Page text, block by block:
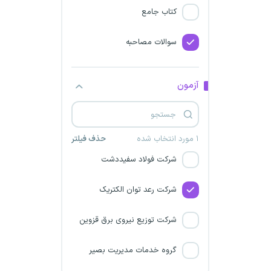
کتاب جامع
سوالات مصاحبه
آزمون
۱ مورد انتخاب شده حذف فیلتر
سازمان هواشناسی
شرکت پالایش نفت تهران
مرکز آموزش مدیریت دولتی
وزارت ارتباطات و فناوری اطلاعات
شرکت فولاد سفیددشت
شرکت رعد توان الکتریک
شرکت توزیع نیروی برق قزوین
گروه خدمات مدیریت بصیر